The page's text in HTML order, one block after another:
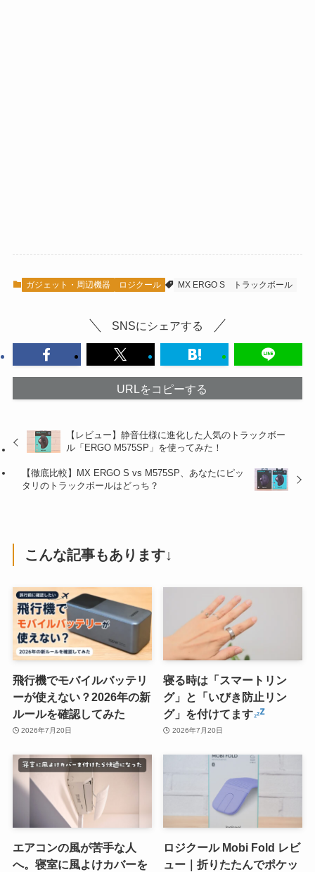
ガジェット・周辺機器 ロジクール MX ERGO S トラックボール
SNSにシェアする
URLをコピーする
【レビュー】静音仕様に進化した人気のトラックボー
ル「ERGO M575SP」を使ってみた！
【徹底比較】MX ERGO S vs M575SP、あなたにピッ
タリのトラックボールはどっち？
こんな記事もあります↓
飛行機でモバイルバッテリ
ーが使えない？2026年の新
ルールを確認してみた
2026年7月20日
寝る時は「スマートリン
グ」と「いびき防止リン
グ」を付けてます
2026年7月20日
エアコンの風が苦手な人
へ。寝室に風よけカバーを
ロジクール Mobi Fold レビ
ュー｜折りたたんでポケッ